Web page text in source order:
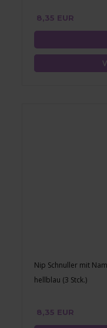
8,35 EUR
Nip Schnuller mit
hellblau (3 Stck.)
8,35 EUR